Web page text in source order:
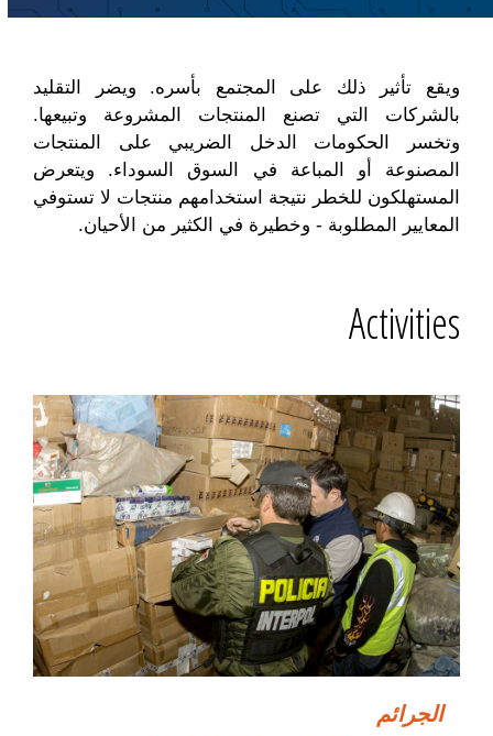
ويقع تأثير ذلك على المجتمع بأسره. ويضر التقليد
بالشركات التي تصنع المنتجات المشروعة وتبيعها.
وتخسر الحكومات الدخل الضريبي على المنتجات
المصنوعة أو المباعة في السوق السوداء. ويتعرض
المستهلكون للخطر نتيجة استخدامهم منتجات لا تستوفي
المعايير المطلوبة - وخطيرة في الكثير من الأحيان.
Activities
الجرائم